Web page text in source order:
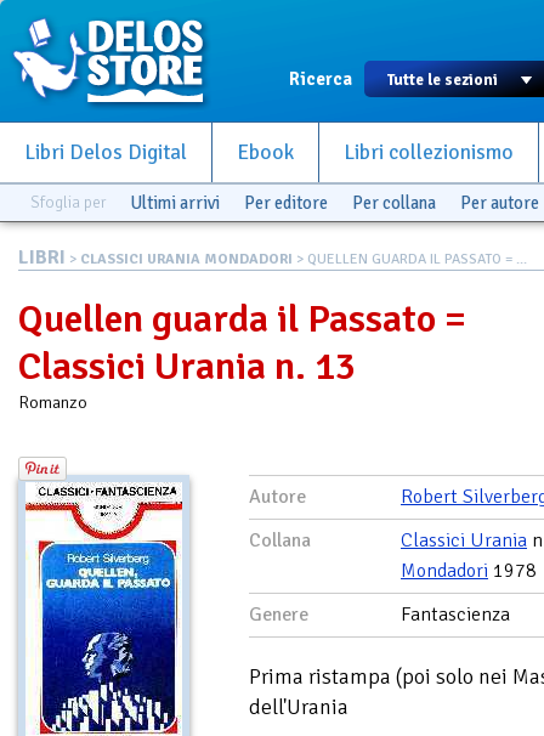
Ricerca
Libri Delos Digital Ebook Libri collezionismo
Sfoglia per Ultimi arrivi Per editore Per collana Per autore
LIBRI > CLASSICI URANIA MONDADORI > QUELLEN GUARDA IL PASSATO = ...
Quellen guarda il Passato =
Classici Urania n. 13
Romanzo
Autore
Robert
Collana
Classici Urania
Mondadori 1978
Genere
Fantascienza
Prima ristampa (poi solo nei
dell'Urania